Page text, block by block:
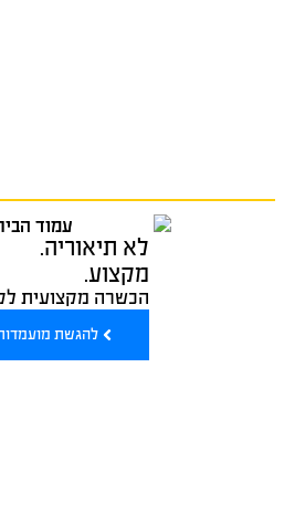
לא תיאוריה.
מקצוע.
הכשרה מקצועית
להגשת